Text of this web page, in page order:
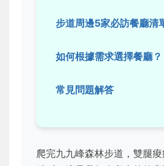
步道周邊5家必訪餐廳清
如何根據需求選擇餐廳？
常見問題解答
爬完九九峰森林步道，雙腿